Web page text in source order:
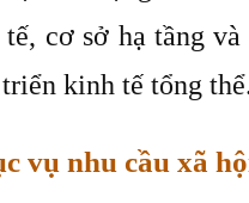
cơ sở hạ tầng
kinh tế tổng
vụ nhu cầu xã